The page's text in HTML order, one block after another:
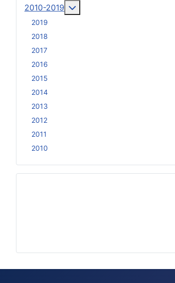
2010-2019
2019
2018
2017
2016
2015
2014
2013
2012
2011
2010